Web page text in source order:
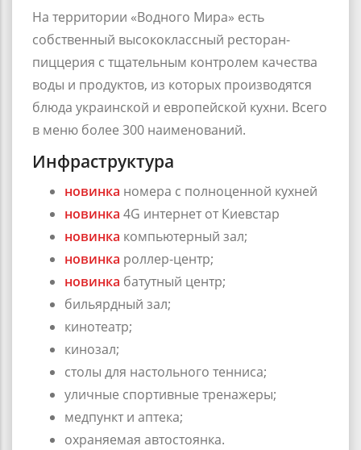
На территории «Водного Мира» есть
собственный высококлассный ресторан-
пиццерия с тщательным контролем качества
воды и продуктов, из которых производятся
блюда украинской и европейской кухни. Всего
в меню более 300 наименований.
Инфраструктура
новинка номера с полноценной кухней
новинка 4G интернет от Киевстар
новинка компьютерный зал;
новинка роллер-центр;
новинка батутный центр;
бильярдный зал;
кинотеатр;
кинозал;
столы для настольного тенниса;
уличные спортивные тренажеры;
медпункт и аптека;
охраняемая автостоянка.